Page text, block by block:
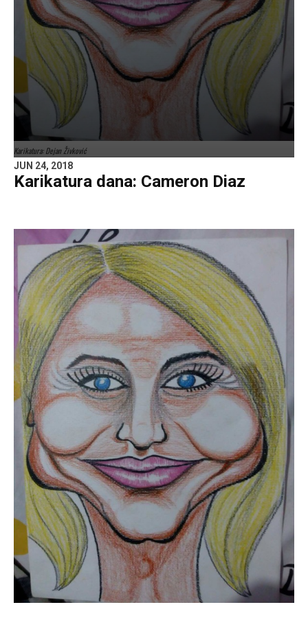
Karikatura: Dejan Živković
JUN 24, 2018
Karikatura dana: Cameron Diaz